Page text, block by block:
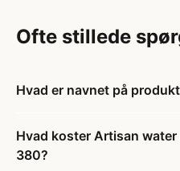
Ofte stillede
Hvad er navnet på
Hvad koster Artisan
380?